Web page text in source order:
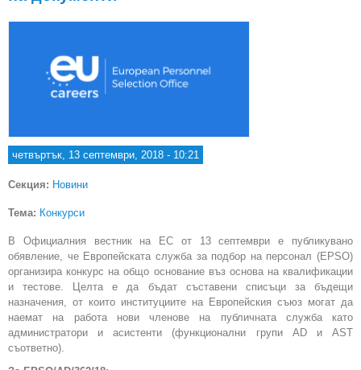
четвъртък, 13 септември, 2018 - 10:21
Секция: Новини
Тема: Конкурси
В Официалния вестник на ЕС от 13 септември е публикувано
обявление, че Европейската служба за подбор на персонал (EPSO)
организира конкурс на общо основание въз основа на квалификации
и тестове. Целта е да бъдат съставени списъци за бъдещи
назначения, от които институциите на Европейския съюз могат да
наемат на работа нови членове на публичната служба като
администратори и асистенти (функционални групи AD и AST
съответно).